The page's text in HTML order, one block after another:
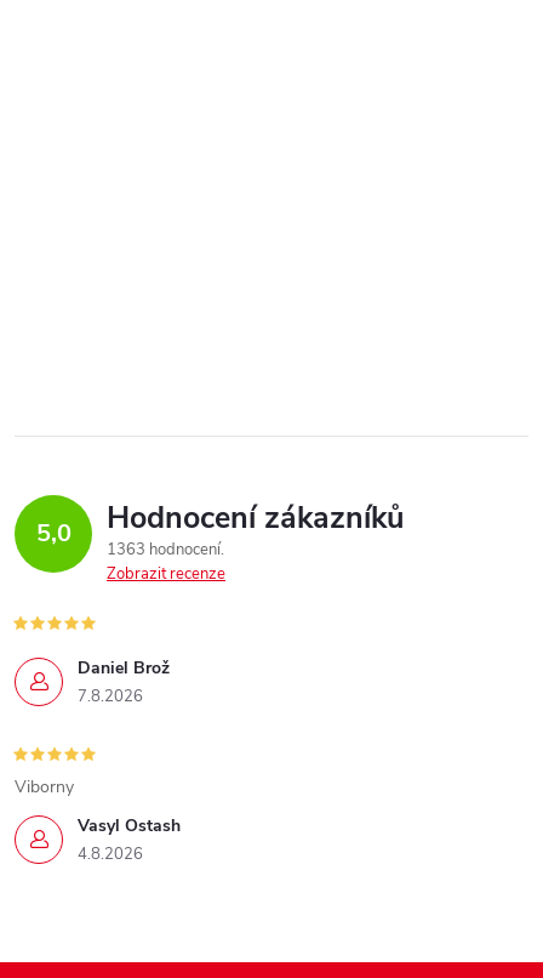
5,0 Hodnocení zákazníků
1363 hodnocení
Zobrazit recenze
Daniel Brož
7.8.2026
Vasyl Ostash
4.8.2026
Viborny